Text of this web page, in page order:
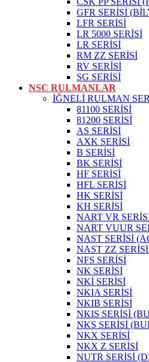
GFR SERİSİ
LFR SERİSİ
LR 5000 SERİSİ
LR SERİSİ
RM ZZ SERİSİ
RV SERİSİ
SG SERİSİ
NSC RULMANLAR
İĞNELİ RULMAN
81100 SERİSİ
81200 SERİSİ
AS SERİSİ
AXK SERİSİ
B SERİSİ
BK SERİSİ
HF SERİSİ
HFL SERİSİ
HK SERİSİ
KH SERİSİ
NART VR
NART VUUR
NAST SERİSİ
NAST ZZ
NFS SERİSİ
NK SERİSİ
NKİ SERİSİ
NKIA SERİSİ
NKIB SERİSİ
NKIS SERİSİ
NKS SERİSİ
NKX SERİSİ
NKX Z SERİSİ
NUTR SERİSİ